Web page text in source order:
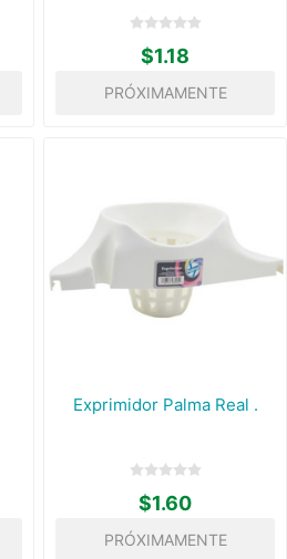
$1.18
PRÓXIMAMENTE
Exprimidor Palma Real .
$1.60
PRÓXIMAMENTE